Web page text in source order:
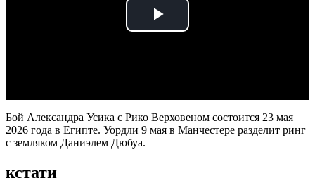
Play
Бой Александра Усика с Рико Верховеном состоится 23 мая
2026 года в Египте. Уордли 9 мая в Манчестере разделит ринг
с земляком Даниэлем Дюбуа.
кстати